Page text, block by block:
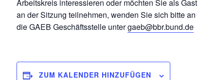
Arbeitskreis interessieren oder möchten Sie als Gast
an der Sitzung teilnehmen, wenden Sie sich bitte an
die GAEB Geschäftsstelle untergaeb@bbr.bund.de
ZUM KALENDER HINZUFÜGEN